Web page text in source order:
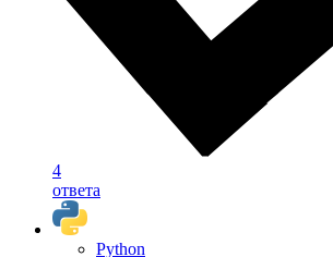
4
ответа
Python